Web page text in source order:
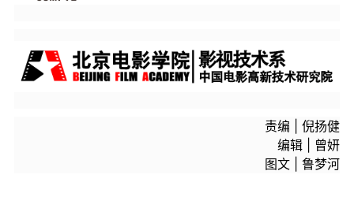
责编 | 倪扬健
编辑 | 曾妍
图文 | 鲁梦河